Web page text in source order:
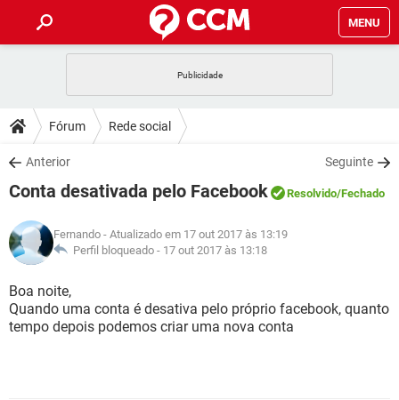
MENU
CELULAR
OUTLOOK
INSTAGRAM GMAIL
GUIA DE COMPRAS
DICAS
JOGOS
INSTAGRAM GMAIL
GUIA DE COMPRAS
DOWNLOADS
JOGOS WHATSAPP
CELULAR
OUTLOOK EXCEL
INSTAGRAM
GUIA DE COMPRAS
JOGOS WHATSAPP
CELULAR
OUTLOOK
INSTAGRAM GMAIL
GLOSSÁRIO
CELULAR FACEBOOK
Fórum Rede social
Anterior Seguinte
Conta desativada pelo Facebook Resolvido/Fechado
Fernando - Atualizado em 17 out 2017 às 13:19
Perfil bloqueado - 17 out 2017 às 13:18
Boa noite,
Quando uma conta é desativa pelo próprio facebook, quanto
tempo depois podemos criar uma nova conta